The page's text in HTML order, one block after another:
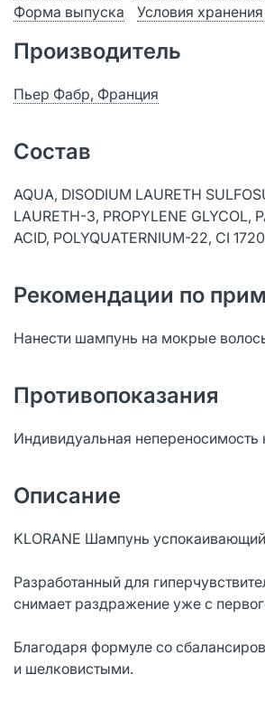
Форма выпуска
Условия хранения
Производитель
Пьер Фабр, Франция
Состав
AQUA, DISODIUM LAURETH
LAURETH-3, PROPYLENE GLYCOL,
ACID, POLYQUATERNIUM-22, CI
Рекомендации по
Нанести шампунь на мокрые
Противопоказания
Индивидуальная непереносимость
Описание
KLORANE Шампунь
Разработанный для
снимает раздражение уже с
Благодаря формуле со
и шелковистыми.